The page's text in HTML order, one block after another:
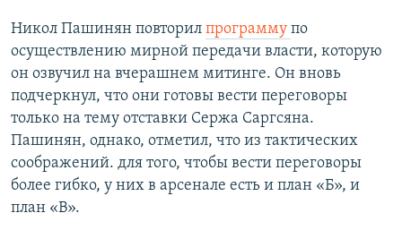
Никол Пашинян повторил программу по
осуществлению мирной передачи власти, которую
он озвучил на вчерашнем митинге. Он вновь
подчеркнул, что они готовы вести переговоры
только на тему отставки Сержа Саргсяна.
Пашинян, однако, отметил, что из тактических
соображений. для того, чтобы вести переговоры
более гибко, у них в арсенале есть и план «Б», и
план «В».